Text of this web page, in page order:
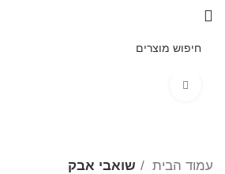
עמוד הבית שואבי אבק